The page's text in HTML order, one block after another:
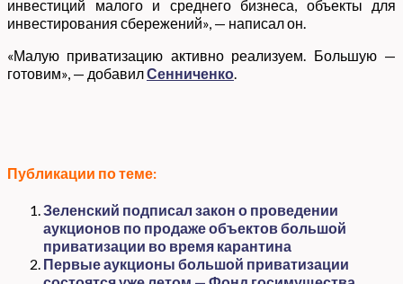
инвестиций малого и среднего бизнеса, объекты для
инвестирования сбережений», — написал он.
«Малую приватизацию активно реализуем. Большую —
готовим», — добавилСенниченко
Публикации по теме:
Зеленский подписал закон о проведении
аукционов по продаже объектов большой
приватизации во время карантина
Первые аукционы большой приватизации